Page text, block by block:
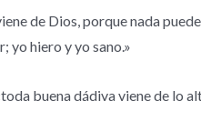
de Dios, porque nada
yo hiero y yo sano.»
buena dádiva viene de lo